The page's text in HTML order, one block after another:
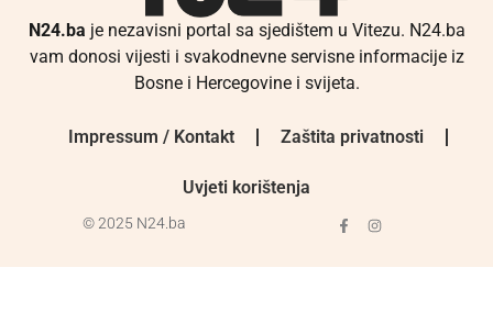
N24.ba je nezavisni portal sa sjedištem u Vitezu. N24.ba
vam donosi vijesti i svakodnevne servisne informacije iz
Bosne i Hercegovine i svijeta.
Impressum / Kontakt Zaštita privatnosti
Uvjeti korištenja
© 2025 N24.ba